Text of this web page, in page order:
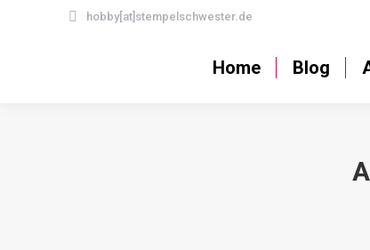
hobby[at]stempelschwester.de
Home Blog